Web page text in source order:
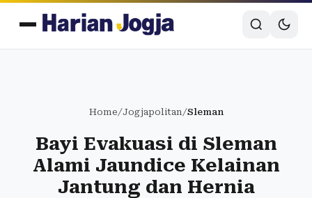
Home/Jogjapolitan/Sleman
Bayi Evakuasi di Sleman
Alami Jaundice Kelainan
Jantung dan Hernia